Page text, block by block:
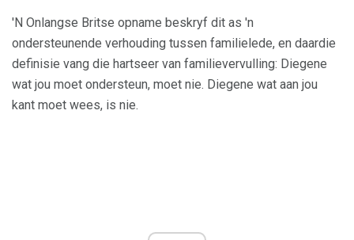
'N Onlangse Britse opname beskryf dit as 'n
ondersteunende verhouding tussen familielede, en daardie
definisie vang die hartseer van familievervulling: Diegene
wat jou moet ondersteun, moet nie. Diegene wat aan jou
kant moet wees, is nie.